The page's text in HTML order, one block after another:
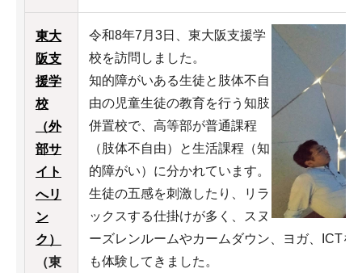
東大
阪支
援学
校
（外
部サ
イト
へリ
ン
ク）
（東
令和8年7月3日、東大阪支援学
校を訪問しました。
知的障がいある生徒と肢体不自
由の児童生徒の教育を行う知肢
併置校で、高等部が普通課程
（肢体不自由）と生活課程（知
的障がい）に分かれています。
生徒の五感を刺激したり、リラ
ックスする仕掛けが多く、スヌ
ーズレンルームやカームダウン、ヨガ、ICTを
も体験してきました。